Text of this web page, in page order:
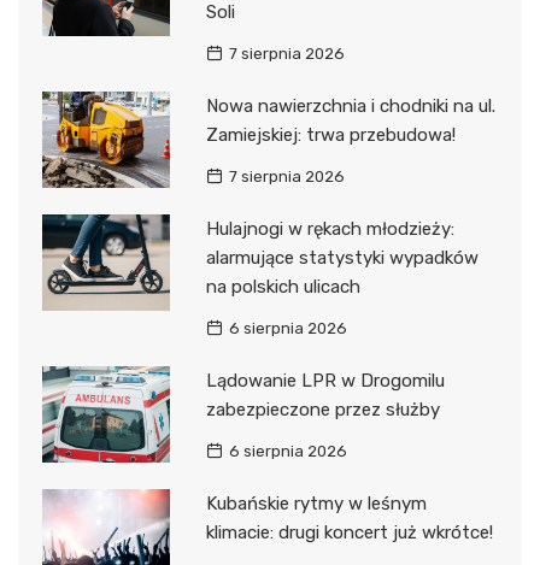
Soli
7 sierpnia 2026
Nowa nawierzchnia i chodniki na ul.
Zamiejskiej: trwa przebudowa!
7 sierpnia 2026
Hulajnogi w rękach młodzieży:
alarmujące statystyki wypadków
na polskich ulicach
6 sierpnia 2026
Lądowanie LPR w Drogomilu
zabezpieczone przez służby
6 sierpnia 2026
Kubańskie rytmy w leśnym
klimacie: drugi koncert już wkrótce!